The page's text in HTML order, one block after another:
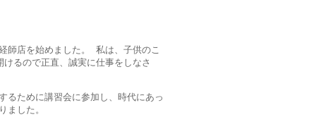
師店を始めました。 私は、子供のこ
るので正直、誠実に仕事をしなさ
るために講習会に参加し、時代にあっ
ました。